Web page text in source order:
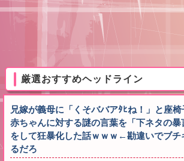
厳選おすすめヘッドライン
兄嫁が義母に「くそババアﾀﾋね！」と座椅
赤ちゃんに対する謎の言葉を「下ネタの
をして狂暴化した話ｗｗｗ←勘違いでブチ
るだろ